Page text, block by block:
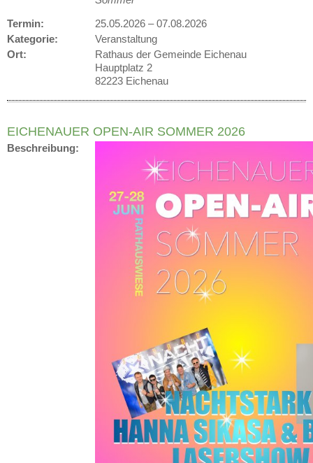
Termin:
25.05.2026 –07.08.2026
Kategorie:
Veranstaltung
Ort:
Rathaus der Gemeinde Eichenau
Hauptplatz 2
82223 Eichenau
EICHENAUER OPEN-AIR SOMMER 2026
Beschreibung: